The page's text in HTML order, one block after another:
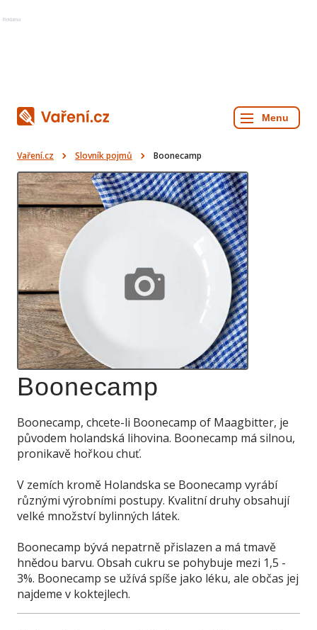
Reklama
Vaření.cz Slovník pojmů Boonecamp
Boonecamp
Boonecamp, chcete-li Boonecamp of Maagbitter, je
původem holandská lihovina. Boonecamp má silnou,
pronikavě hořkou chuť.
V zemích kromě Holandska se Boonecamp vyrábí
různými výrobními postupy. Kvalitní druhy obsahují
velké množství bylinných látek.
Boonecamp bývá nepatrně přislazen a má tmavě
hnědou barvu. Obsah cukru se pohybuje mezi 1,5 -
3%. Boonecamp se užívá spíše jako léku, ale občas jej
najdeme v koktejlech.